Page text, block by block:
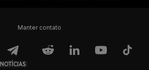
Manter contato
NOTÍCIAS